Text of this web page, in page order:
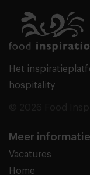
Het
hospitality
Meer informatie
Vacatures
Home